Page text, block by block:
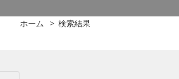
ホーム
検索結果